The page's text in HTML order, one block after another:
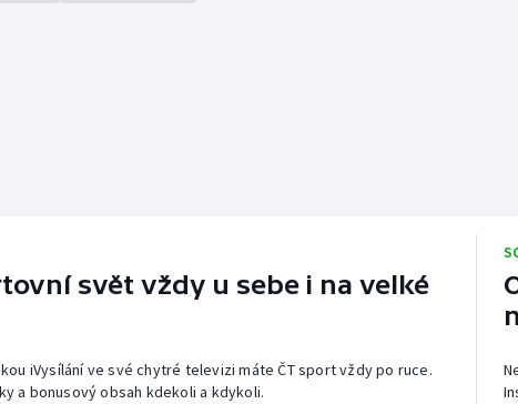
svět vždy u sebe i na velké
iVysílání ve své chytré televizi máte ČT sport vždy po ruce.
a bonusový obsah kdekoli a kdykoli.